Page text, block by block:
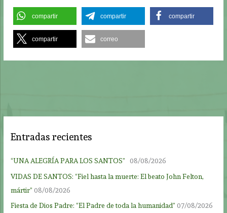
compartir compartir compartir
compartir correo
Entradas recientes
“UNA ALEGRÍA PARA LOS SANTOS”
08/08/2026
VIDAS DE SANTOS: “Fiel hasta la muerte: El beato John Felton,
mártir” 08/08/2026
Fiesta de Dios Padre: “El Padre de toda la humanidad” 07/08/2026